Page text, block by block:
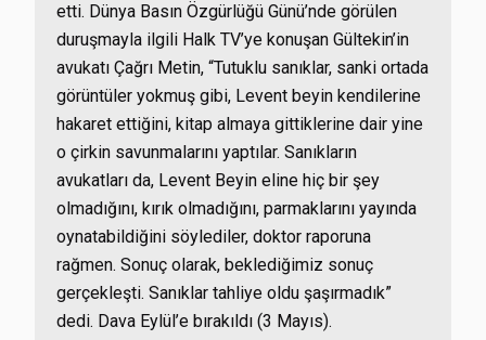
etti. Dünya Basın Özgürlüğü Günü’nde görülen
duruşmayla ilgili Halk TV’ye konuşan Gültekin’in
avukatı Çağrı Metin, “Tutuklu sanıklar, sanki ortada
görüntüler yokmuş gibi, Levent beyin kendilerine
hakaret ettiğini, kitap almaya gittiklerine dair yine
o çirkin savunmalarını yaptılar. Sanıkların
avukatları da, Levent Beyin eline hiç bir şey
olmadığını, kırık olmadığını, parmaklarını yayında
oynatabildiğini söylediler, doktor raporuna
rağmen. Sonuç olarak, beklediğimiz sonuç
gerçekleşti. Sanıklar tahliye oldu şaşırmadık”
dedi. Dava Eylül’e bırakıldı (3 Mayıs).